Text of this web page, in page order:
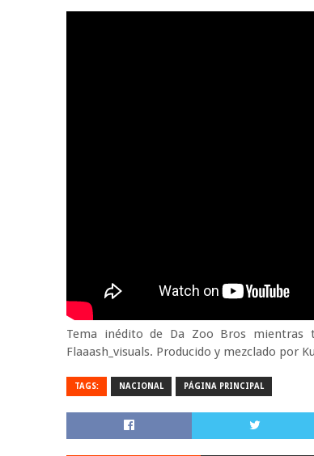
Tema inédito de Da Zoo Bros mientras
Flaaash_visuals. Producido y mezclado por
TAGS: NACIONAL PÁGINA PRINCIPAL